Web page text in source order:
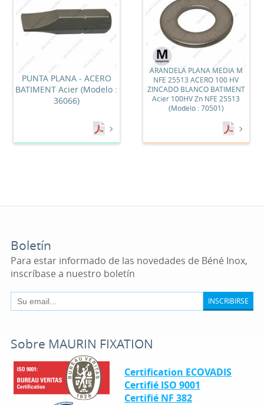
PUNTA PLANA - ACERO
BATIMENT Acier (Modelo :
36066)
ARANDELA PLANA MEDIA M
NFE 25513 ACERO 100 HV
ZINCADO BLANCO BATIMENT
Acier 100HV Zn NFE 25513
(Modelo : 70501)
Boletín
Para estar informado de las novedades de Béné Inox,
inscríbase a nuestro boletín
INSCRIBIRSE
Sobre MAURIN FIXATION
Certification ECOVADIS
Certifié ISO 9001
Certifié NF 382